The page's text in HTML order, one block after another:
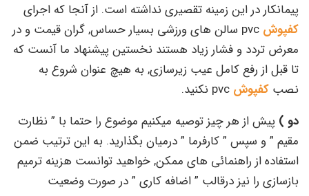
پیمانکار در این زمینه تقصیری نداشته است. از آنجا که اجرای
کفپوش
pvc سالن های ورزشی بسیار حساس, گران قیمت و در
معرض تردد و فشار زیاد هستند نخستین پیشنهاد ما آنست که
تا قبل از رفع کامل عیب زیرسازی, به هیچ عنوان شروع به
نصب کفپوش
دو ) پیش از هر چیز توصیه میکنیم موضوع را حتما با ” نظارت
مقیم ” و سپس ” کارفرما ” درمیان بگذارید. به این ترتیب ضمن
استفاده از راهنمائی های ممکن, خواهید توانست هزینه ترمیم
بازسازی را نیز درقالب ” اضافه کاری ” در صورت وضعیت